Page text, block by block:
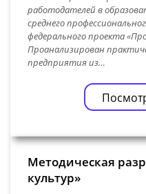
работодателей в
среднего
федерального проекта
Проанализирован
предприятия из…
Методическая
культур»